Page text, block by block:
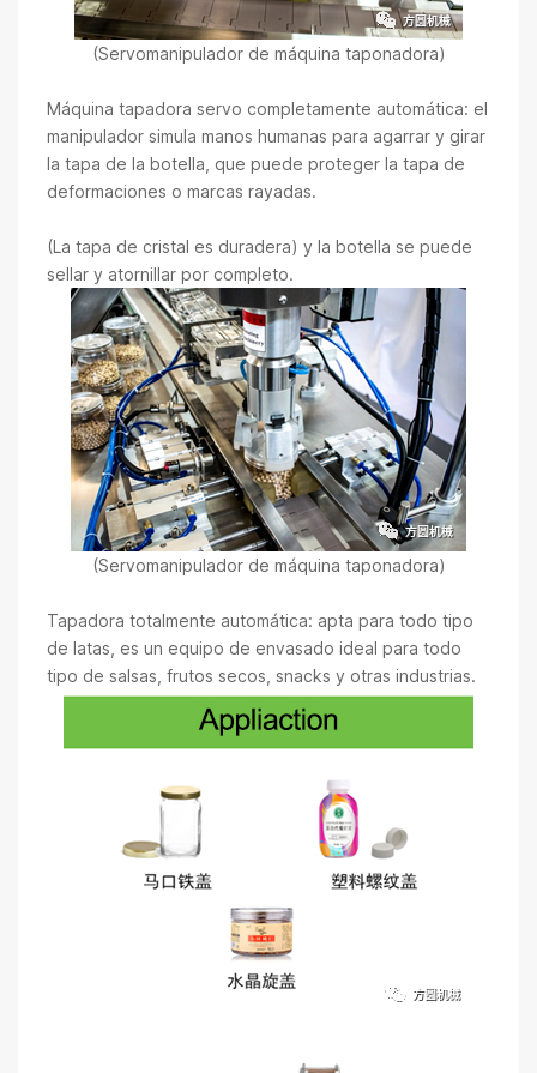
(Servomanipulador de máquina taponadora)
Máquina tapadora servo completamente automática: el
manipulador simula manos humanas para agarrar y girar
la tapa de la botella, que puede proteger la tapa de
deformaciones o marcas rayadas.
(La tapa de cristal es duradera) y la botella se puede
sellar y atornillar por completo.
(Servomanipulador de máquina taponadora)
Tapadora totalmente automática: apta para todo tipo
de latas, es un equipo de envasado ideal para todo
tipo de salsas, frutos secos, snacks y otras industrias.